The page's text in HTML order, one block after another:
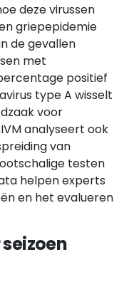
deze virussen
griepepidemie
de gevallen
met
positief
type A wisselt
voor
analyseert ook
van
testen
helpen experts
en het evalueren